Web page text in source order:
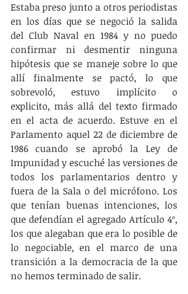
Estaba preso junto a otros periodistas
en los días que se negoció la salida
del Club Naval en 1984 y no puedo
confirmar ni desmentir ninguna
hipótesis que se maneje sobre lo que
allí finalmente se pactó, lo que
sobrevoló, estuvo implícito o
explicito, más allá del texto firmado
en el acta de acuerdo. Estuve en el
Parlamento aquel 22 de diciembre de
1986 cuando se aprobó la Ley de
Impunidad y escuché las versiones de
todos los parlamentarios dentro y
fuera de la Sala o del micrófono. Los
que tenían buenas intenciones, los
que defendían el agregado Artículo 4º,
los que alegaban que era lo posible de
lo negociable, en el marco de una
transición a la democracia de la que
no hemos terminado de salir.